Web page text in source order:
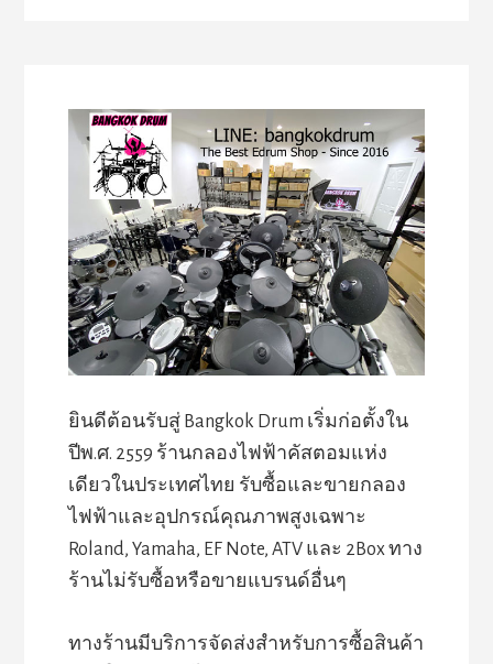
ยินดีต้อนรับสู่ Bangkok Drum เริ่มก่อตั้งใน
ปีพ.ศ. 2559 ร้านกลองไฟฟ้าคัสตอมแห่ง
เดียวในประเทศไทย รับซื้อและขายกลอง
ไฟฟ้าและอุปกรณ์คุณภาพสูงเฉพาะ
Roland, Yamaha, EF Note, ATV และ 2Box ทาง
ร้านไม่รับซื้อหรือขายแบรนด์อื่นๆ
ทางร้านมีบริการจัดส่งสำหรับการซื้อสินค้า